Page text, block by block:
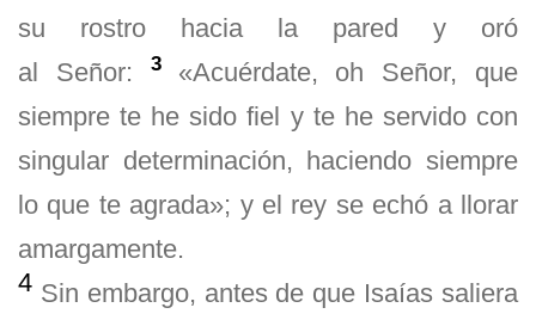
su rostro hacia la pared y oró
al Señor:
3 «Acuérdate, oh Señor, que
siempre te he sido fiel y te he servido con
singular determinación, haciendo siempre
lo que te agrada»; y el rey se echó a llorar
amargamente.
4 Sin embargo, antes de que Isaías saliera